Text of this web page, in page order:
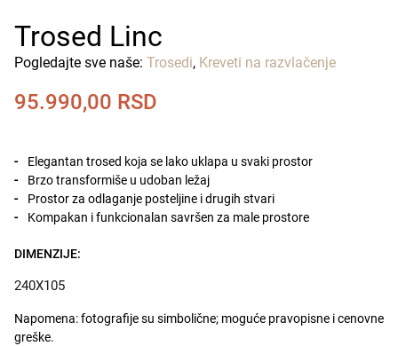
Trosed Linc
Pogledajte sve naše: Trosedi, Kreveti na razvlačenje
95.990,00 RSD
Elegantan trosed koja se lako uklapa u svaki prostor
Brzo transformiše u udoban ležaj
Prostor za odlaganje posteljine i drugih stvari
Kompakan i funkcionalan savršen za male prostore
DIMENZIJE:
240X105
Napomena: fotografije su simbolične; moguće pravopisne i cenovne
greške.